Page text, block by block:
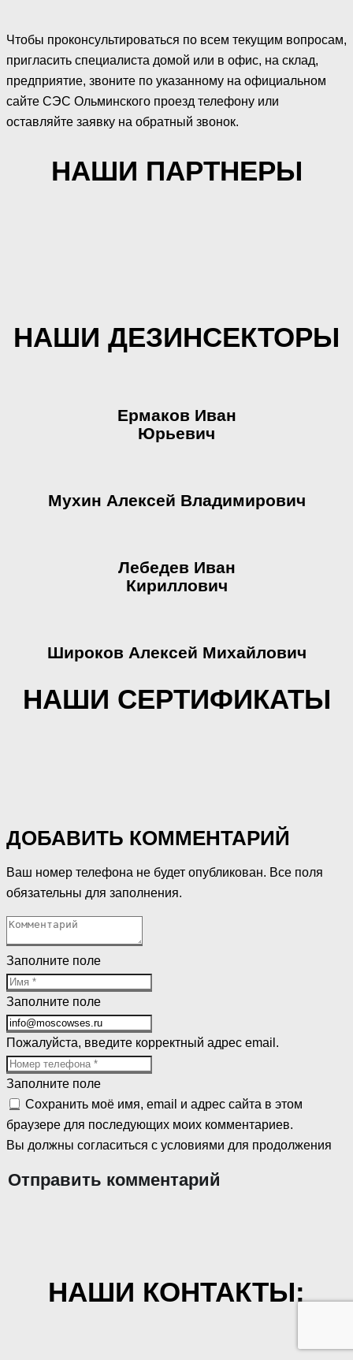
Чтобы проконсультироваться по всем текущим вопросам,
пригласить специалиста домой или в офис, на склад,
предприятие, звоните по указанному на официальном
сайте СЭС Ольминского проезд телефону или
оставляйте заявку на обратный звонок.
НАШИ ПАРТНЕРЫ
НАШИ ДЕЗИНСЕКТОРЫ
Ермаков Иван
Юрьевич
Мухин Алексей Владимирович
Лебедев Иван
Кириллович
Широков Алексей Михайлович
НАШИ СЕРТИФИКАТЫ
ДОБАВИТЬ КОММЕНТАРИЙ
Ваш номер телефона не будет опубликован. Все поля
обязательны для заполнения.
Заполните поле
Заполните поле
Пожалуйста, введите корректный адрес email.
Заполните поле
Сохранить моё имя, email и адрес сайта в этом
браузере для последующих моих комментариев.
Вы должны согласиться с условиями для продолжения
Отправить комментарий
НАШИ КОНТАКТЫ: